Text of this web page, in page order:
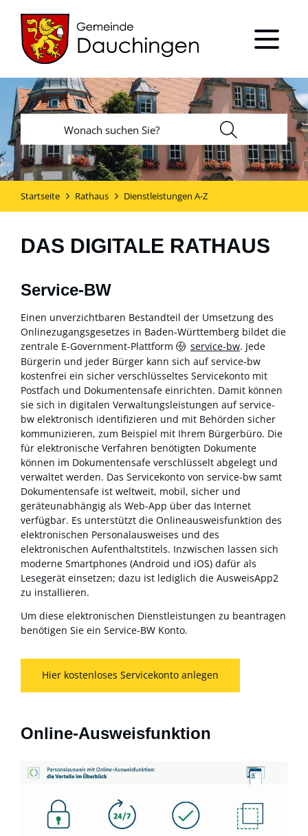
Startseite Rathaus Dienstleistungen A-Z
DAS DIGITALE RATHAUS
Service-BW
Einen unverzichtbaren Bestandteil der Umsetzung des
Onlinezugangsgesetzes in Baden-Württemberg bildet die
zentrale E-Government-Plattform
service-bw. Jede
Bürgerin und jeder Bürger kann sich auf service-bw
kostenfrei ein sicher verschlüsseltes Servicekonto mit
Postfach und Dokumentensafe einrichten. Damit können
sie sich in digitalen Verwaltungsleistungen auf service-
bw elektronisch identifizieren und mit Behörden sicher
kommunizieren, zum Beispiel mit Ihrem Bürgerbüro. Die
für elektronische Verfahren benötigten Dokumente
können im Dokumentensafe verschlüsselt abgelegt und
verwaltet werden. Das Servicekonto von service-bw samt
Dokumentensafe ist weltweit, mobil, sicher und
geräteunabhängig als Web-App über das Internet
verfügbar. Es unterstützt die Onlineausweisfunktion des
elektronischen Personalausweises und des
elektronischen Aufenthaltstitels. Inzwischen lassen sich
moderne Smartphones (Android und iOS) dafür als
Lesegerät einsetzen; dazu ist lediglich die AusweisApp2
zu installieren.
Um diese elektronischen Dienstleistungen zu beantragen
benötigen Sie ein Service-BW Konto.
Hier kostenloses Servicekonto anlegen
Online-Ausweisfunktion